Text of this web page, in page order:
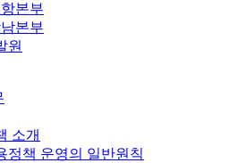
본부
본부
원
소개
정책 운영의 일반원칙